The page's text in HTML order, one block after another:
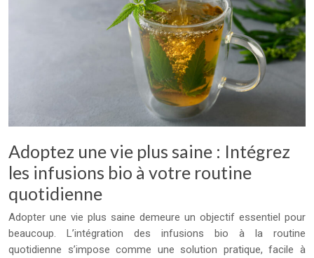
Adoptez une vie plus saine : Intégrez
les infusions bio à votre routine
quotidienne
Adopter une vie plus saine demeure un objectif essentiel pour
beaucoup. L’intégration des infusions bio à la routine
quotidienne s’impose comme une solution pratique, facile à